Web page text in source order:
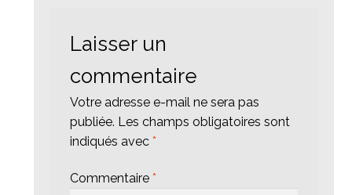
Laisser un
commentaire
Votre adresse e-mail ne sera pas
publiée. Les champs obligatoires sont
indiqués avec *
Commentaire *